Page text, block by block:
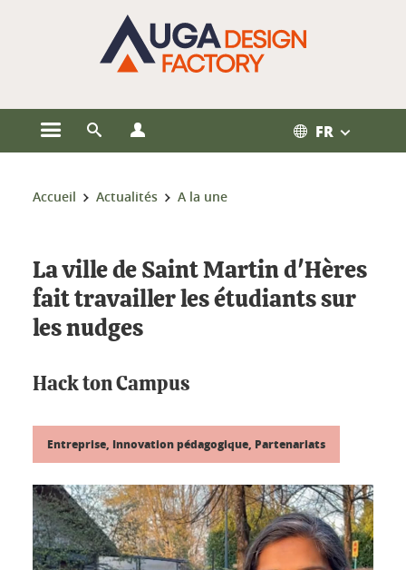
Ouvrir le menu principal
Ouvrir le moteur de recherche FR
Vous êtes ici :
Accueil Actualités A la une
La ville de Saint Martin d'Hères
fait travailler les étudiants sur
les nudges
Hack ton Campus
Entreprise, Innovation pédagogique, Partenariats